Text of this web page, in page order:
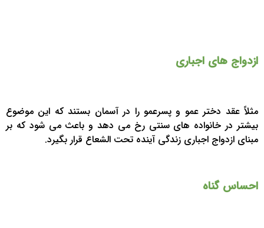
ازدواج های اجباری
مثلاً عقد دختر عمو و پسرعمو را در آسمان بستند که این موضوع
بیشتر در خانواده های سنتی رخ می دهد و باعث می شود که بر
مبنای ازدواج اجباری زندگی آینده تحت الشعاع قرار بگیرد.
احساس گناه